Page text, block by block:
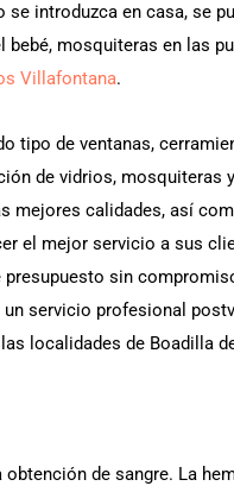
introduzca en casa, se
mosquiteras en las
Villafontana.
tipo de ventanas,
de vidrios, mosquiteras
mejores calidades, así
el mejor servicio a sus
sin
servicio profesional
localidades de Boadilla
de sangre. La